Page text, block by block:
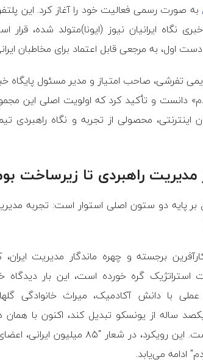
به صورت رسمی فعالیت خود را آغاز کرد. این
نگاه ایرانیان نیوز (ایونا)متولد شده،
اول، به مرجعی قابل اعتماد برای مخاطبان
تفرشی، صاحب امتیاز و مدیر مسئول پایگاه خبری
دانست و تأکید کرد که اولویت اصلی این
اینترنتی، محصولی از تجربه و نگاه
مدیریت راهبردی تا زیرساخت
بر پایه دو ستون اصلی استوار است: تجربه
برجسته و چهره ماندگار مدیریت
استراتژیک گره خورده است، این بار
ساله از یونسکو تبدیل کند، اکنون با همان
رسانه نوین را برعهده گرفته است. این
ادامه می‌یابد.